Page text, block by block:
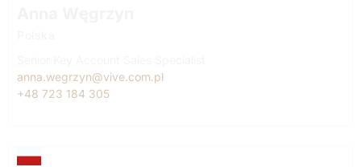
anna.wegrzyn@vive.com.pl
+48 723 184 305